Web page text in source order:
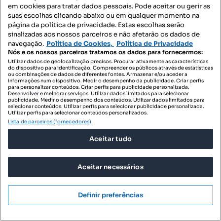
Moradia Restauro Santo Tirso
Tipologia
T2
Preço por metro quadrado
200 m²
Promovip - Sociedade de Mediação Imobiliária, Lda
Profissional
em cookies para tratar dados pessoais. Pode aceitar ou gerir as
suas escolhas clicando abaixo ou em qualquer momento na
página da política de privacidade. Estas escolhas serão
sinalizadas aos nossos parceiros e não afetarão os dados de
navegação. Política de Cookies, Política de Privacidade
Nós e os nossos parceiros tratamos os dados para fornecermos:
Utilizar dados de geolocalização precisos. Procurar ativamente as características
do dispositivo para identificação. Compreender os públicos através de estatísticas
ou combinações de dados de diferentes fontes. Armazenar e/ou aceder a
informações num dispositivo. Medir o desempenho da publicidade. Criar perfis
para personalizar conteúdos. Criar perfis para publicidade personalizada.
Desenvolver e melhorar serviços. Utilizar dados limitados para selecionar
publicidade. Medir o desempenho dos conteúdos. Utilizar dados limitados para
selecionar conteúdos. Utilizar perfis para selecionar publicidade personalizada.
Utilizar perfis para selecionar conteúdos personalizados.
Lista de parceiros (fornecedores)
Aceitar tudo
Aceitar necessários
Definir preferências